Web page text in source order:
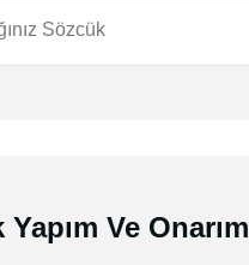
Yapım Ve Onarım